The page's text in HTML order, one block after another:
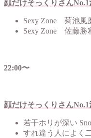
顔だけそっくりさん
Sexy Zone 菊池風
Sexy Zone 佐藤勝
22:00〜
顔だけそっくりさん
若干ホリが深い
すれ違う人によく